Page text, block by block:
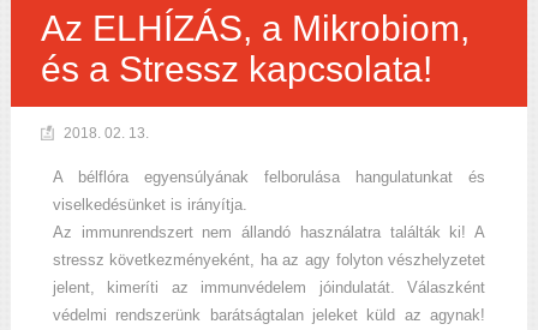
Az ELHÍZÁS, a Mikrobiom,
és a Stressz kapcsolata!
2018. 02. 13.
A bélflóra egyensúlyának felborulása hangulatunkat és
viselkedésünket is irányítja.
Az immunrendszert nem állandó használatra találták ki! A
stressz következményeként, ha az agy folyton vészhelyzetet
jelent, kimeríti az immunvédelem jóindulatát. Válaszként
védelmi rendszerünk barátságtalan jeleket küld az agynak!